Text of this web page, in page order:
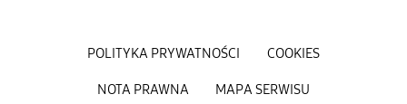
POLITYKA PRYWATNOŚCI COOKIES
NOTA PRAWNA MAPA SERWISU